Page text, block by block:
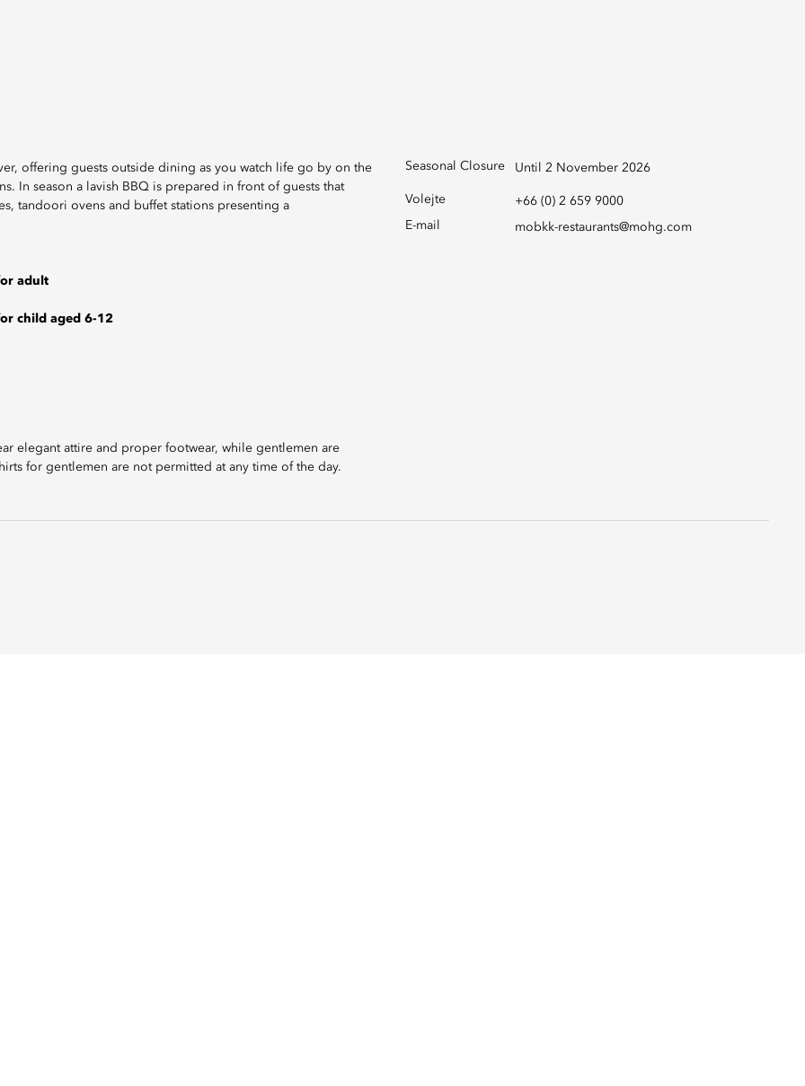
offering guests outside dining as you watch life go by on the
In season a lavish BBQ is prepared in front of guests that
tandoori ovens and buffet stations presenting a
adult
child aged 6-12
elegant attire and proper footwear, while gentlemen are
for gentlemen are not permitted at any time of the day.
Seasonal Closure Until 2 November 2026
Volejte
+66 (0) 2 659 9000
E-mail
mobkk-restaurants@mohg.com